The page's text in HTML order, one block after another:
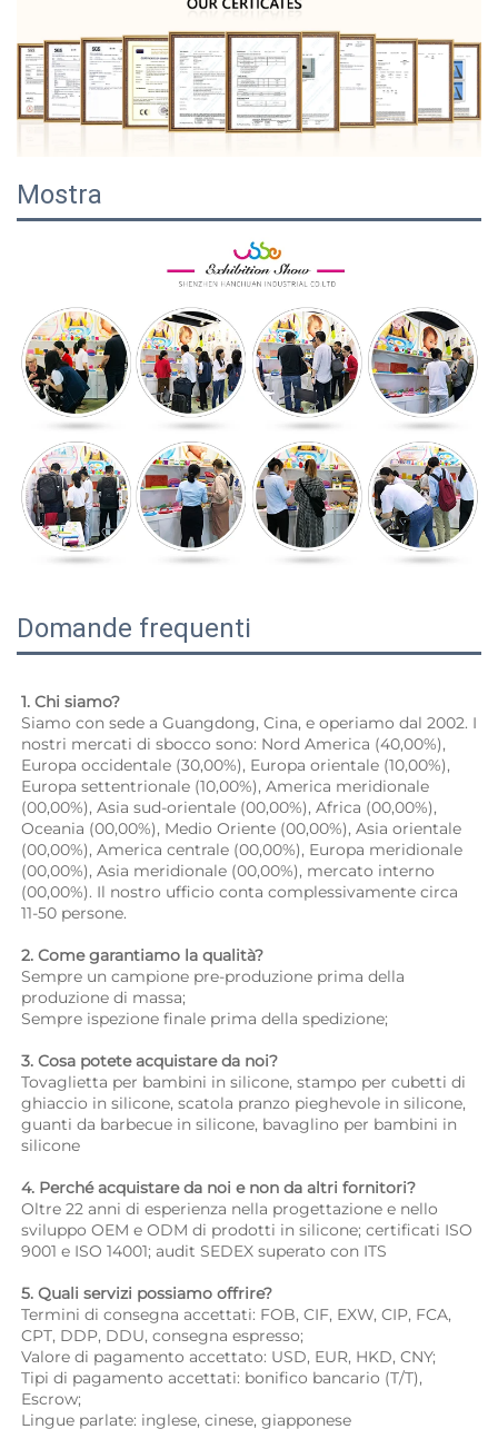
Mostra
Domande frequenti
1. Chi siamo?
Siamo con sede a Guangdong, Cina, e operiamo dal 2002. I
nostri mercati di sbocco sono: Nord America (40,00%),
Europa occidentale (30,00%), Europa orientale (10,00%),
Europa settentrionale (10,00%), America meridionale
(00,00%), Asia sud-orientale (00,00%), Africa (00,00%),
Oceania (00,00%), Medio Oriente (00,00%), Asia orientale
(00,00%), America centrale (00,00%), Europa meridionale
(00,00%), Asia meridionale (00,00%), mercato interno
(00,00%). Il nostro ufficio conta complessivamente circa
11-50 persone.
2. Come garantiamo la qualità?
Sempre un campione pre-produzione prima della
produzione di massa;
Sempre ispezione finale prima della spedizione;
3. Cosa potete acquistare da noi?
Tovaglietta per bambini in silicone, stampo per cubetti di
ghiaccio in silicone, scatola pranzo pieghevole in silicone,
guanti da barbecue in silicone, bavaglino per bambini in
silicone
4. Perché acquistare da noi e non da altri fornitori?
Oltre 22 anni di esperienza nella progettazione e nello
sviluppo OEM e ODM di prodotti in silicone; certificati ISO
9001 e ISO 14001; audit SEDEX superato con ITS
5. Quali servizi possiamo offrire?
Termini di consegna accettati: FOB, CIF, EXW, CIP, FCA,
CPT, DDP, DDU, consegna espresso;
Valore di pagamento accettato: USD, EUR, HKD, CNY;
Tipi di pagamento accettati: bonifico bancario (T/T),
Escrow;
Lingue parlate: inglese, cinese, giapponese